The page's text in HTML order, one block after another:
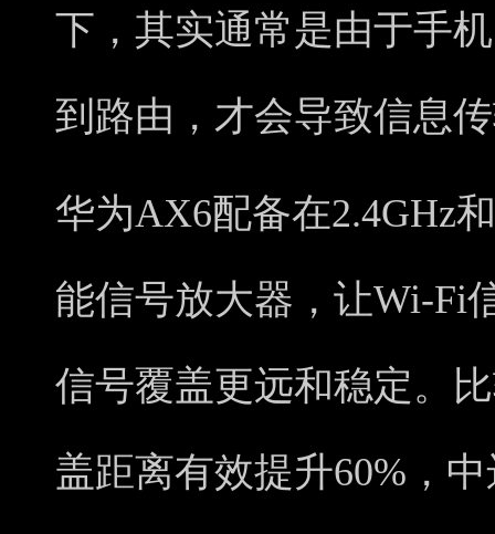
下，其实通常是由于手
到路由，才会导致信息
华为AX6配备在2.4GHz
能信号放大器，让Wi-Fi
信号覆盖更远和稳定。
盖距离有效提升60%，